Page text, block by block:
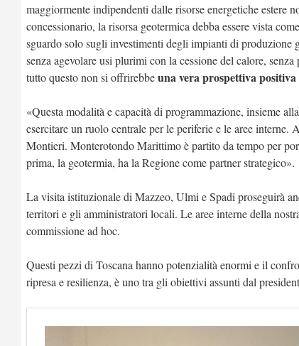
maggiormente indipendenti dalle risorse energetiche
concessionario, la risorsa geotermica debba essere vista
sguardo solo sugli investimenti degli impianti di produzione
senza agevolare usi plurimi con la cessione del calore,
tutto questo non si offrirebbeuna vera prospettiva
«Questa modalità e capacità di programmazione, insieme
esercitare un ruolo centrale per le periferie e le aree
Montieri. Monterotondo Marittimo è partito da tempo per
prima, la geotermia, ha la Regione come partner strategico».
La visita istituzionale di Mazzeo, Ulmi e Spadi proseguirà
territori e gli amministratori locali. Le aree interne della
commissione ad hoc.
Questi pezzi di Toscana hanno potenzialità enormi e il
ripresa e resilienza, è uno tra gli obiettivi assunti dal